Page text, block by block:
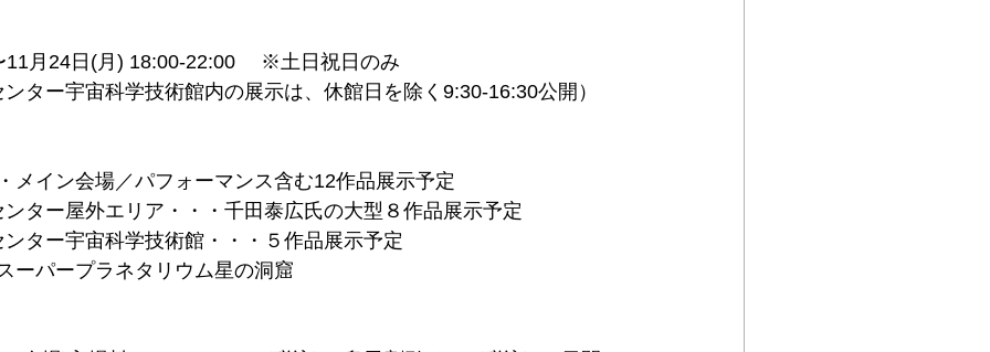
11月24日(月) 18:00-22:00 　※土日祝日のみ
ター宇宙科学技術館内の展示は、休館日を除く9:30-16:30公開）
メイン会場／パフォーマンス含む12作品展示予定
ター屋外エリア・・・千田泰広氏の大型８作品展示予定
ター宇宙科学技術館・・・５作品展示予定
ーパープラネタリウム星の洞窟